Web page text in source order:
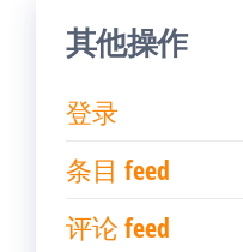
其他操作
登录
条目 feed
评论 feed